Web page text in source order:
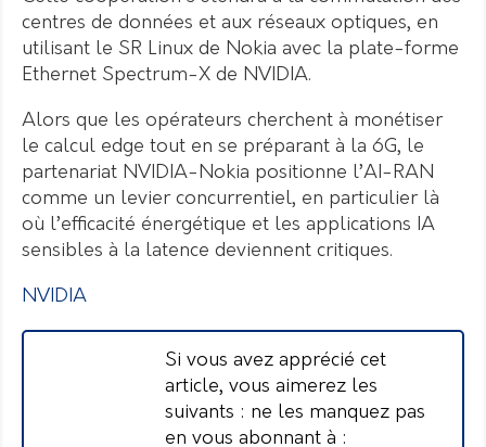
centres de données et aux réseaux optiques, en
utilisant le SR Linux de Nokia avec la plate-forme
Ethernet Spectrum-X de NVIDIA.
Alors que les opérateurs cherchent à monétiser
le calcul edge tout en se préparant à la 6G, le
partenariat NVIDIA-Nokia positionne l’AI-RAN
comme un levier concurrentiel, en particulier là
où l’efficacité énergétique et les applications IA
sensibles à la latence deviennent critiques.
NVIDIA
Si vous avez apprécié cet
article, vous aimerez les
suivants : ne les manquez pas
en vous abonnant à :